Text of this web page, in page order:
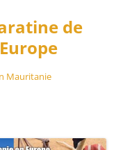
de
Mauritanie